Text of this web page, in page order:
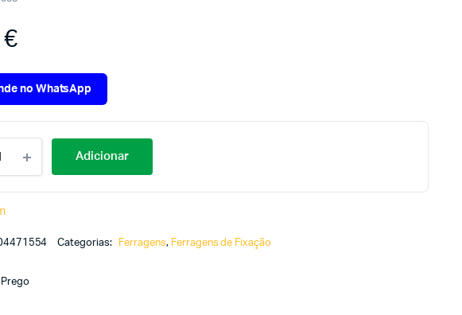
€
no WhatsApp
Adicionar
Categorias: Ferragens, Ferragens de Fixação
Prego